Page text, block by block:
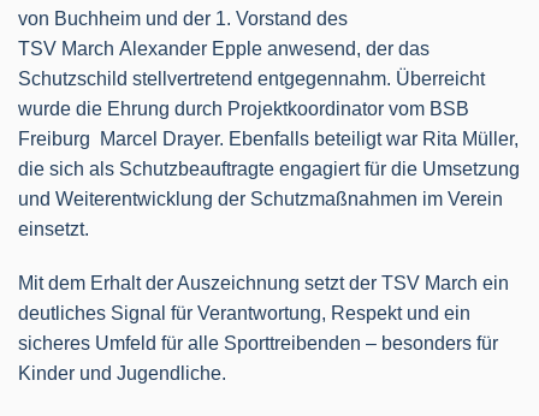
von Buchheim und der 1. Vorstand des
TSV March Alexander Epple anwesend, der das
Schutzschild stellvertretend entgegennahm. Überreicht
wurde die Ehrung durch Projektkoordinator vom BSB
Freiburg Marcel Drayer. Ebenfalls beteiligt war Rita Müller,
die sich als Schutzbeauftragte engagiert für die Umsetzung
und Weiterentwicklung der Schutzmaßnahmen im Verein
einsetzt.
Mit dem Erhalt der Auszeichnung setzt der TSV March ein
deutliches Signal für Verantwortung, Respekt und ein
sicheres Umfeld für alle Sporttreibenden – besonders für
Kinder und Jugendliche.